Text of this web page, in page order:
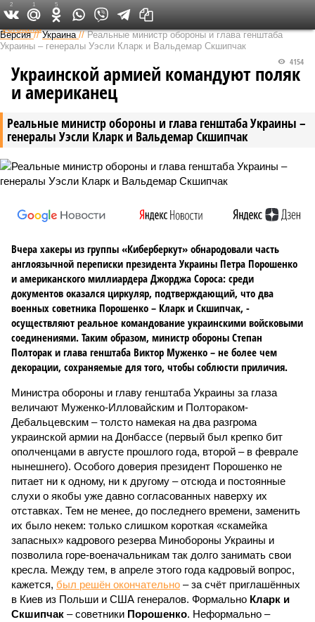
Федеральный выпуск
Версия //Украина //Реальные министр обороны и глава генштаба
Украины – генералы Уэсли Кларк и Вальдемар Скшипчак
Реальные министр обороны и глава генштаба Украины –
генералы Уэсли Кларк и Вальдемар Скшипчак
4154
Украинской армией командуют поляк
и американец
Вчера хакеры из группы «Киберберкут» обнародовали часть
англоязычной переписки президента Украины Петра Порошенко
и американского миллиардера Джорджа Сороса: среди
документов оказался циркуляр, подтверждающий, что два
военных советника Порошенко – Кларк и Скшипчак, -
осуществляют реальное командование украинскими войсковыми
соединениями. Таким образом, министр обороны Степан
Полторак и глава генштаба Виктор Муженко – не более чем
декорации, сохраняемые для того, чтобы соблюсти приличия.
Министра обороны и главу генштаба Украины за глаза
величают Муженко-Илловайским и Полтораком-
Дебальцевским – толсто намекая на два разгрома
украинской армии на Донбассе (первый был крепко бит
ополченцами в августе прошлого года, второй – в феврале
нынешнего). Особого доверия президент Порошенко не
питает ни к одному, ни к другому – отсюда и постоянные
слухи о якобы уже давно согласованных наверху их
отставках. Тем не менее, до последнего времени, заменить
их было некем: только слишком короткая «скамейка
запасных» кадрового резерва Минобороны Украины и
позволила горе-военачальникам так долго занимать свои
кресла. Между тем, в апреле этого года кадровый вопрос,
кажется, был решён окончательно – за счёт приглашённых
в Киев из Польши и США генералов. Формально Кларк и
Скшипчак – советники Порошенко. Неформально –
2 1 5